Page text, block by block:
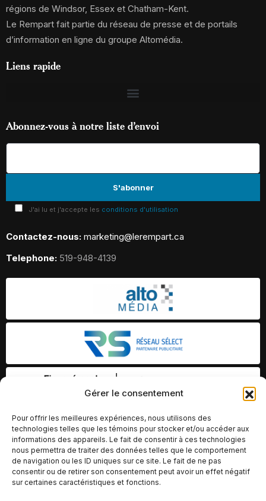
Gérer le consentement
Pour offrir les meilleures expériences, nous utilisons des
technologies telles que les témoins pour stocker et/ou accéder aux
informations des appareils. Le fait de consentir à ces technologies
nous permettra de traiter des données telles que le comportement
de navigation ou les ID uniques sur ce site. Le fait de ne pas
consentir ou de retirer son consentement peut avoir un effet négatif
sur certaines caractéristiques et fonctions.
régions de Windsor, Essex et Chatham-Kent.
Le Rempart fait partie du réseau de presse et de portails
d’information en ligne du groupe Altomédia.
Liens rapide
Abonnez-vous à notre liste d’envoi
J'ai lu et j'accepte les conditions d'utilisation
Contactez-nous: marketing@lerempart.ca
Telephone: 519-948-4139